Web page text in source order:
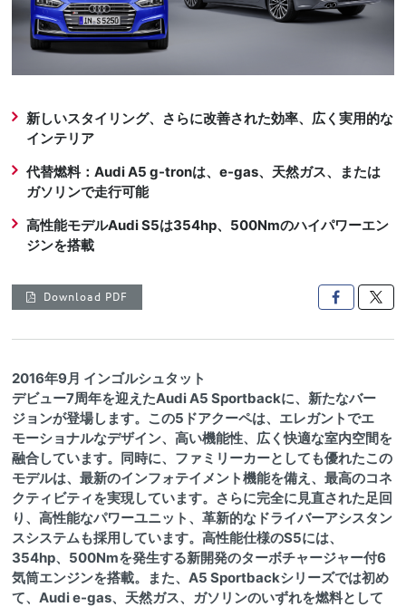
新しいスタイリング、さらに改善された効率、広く実用的な
インテリア
代替燃料：Audi A5 g-tronは、e-gas、天然ガス、または
ガソリンで走行可能
高性能モデルAudi S5は354hp、500Nmのハイパワーエン
ジンを搭載
Download PDF 
2016年9月 インゴルシュタット
デビュー7周年を迎えたAudi A5 Sportbackに、新たなバー
ジョンが登場します。この5ドアクーペは、エレガントでエ
モーショナルなデザイン、高い機能性、広く快適な室内空間を
融合しています。同時に、ファミリーカーとしても優れたこの
モデルは、最新のインフォテイメント機能を備え、最高のコネ
クティビティを実現しています。さらに完全に見直された足回
り、高性能なパワーユニット、革新的なドライバーアシスタン
スシステムも採用しています。高性能仕様のS5には、
354hp、500Nmを発生する新開発のターボチャージャー付6
気筒エンジンを搭載。また、A5 Sportbackシリーズでは初め
て、Audi e-gas、天然ガス、ガソリンのいずれを燃料として